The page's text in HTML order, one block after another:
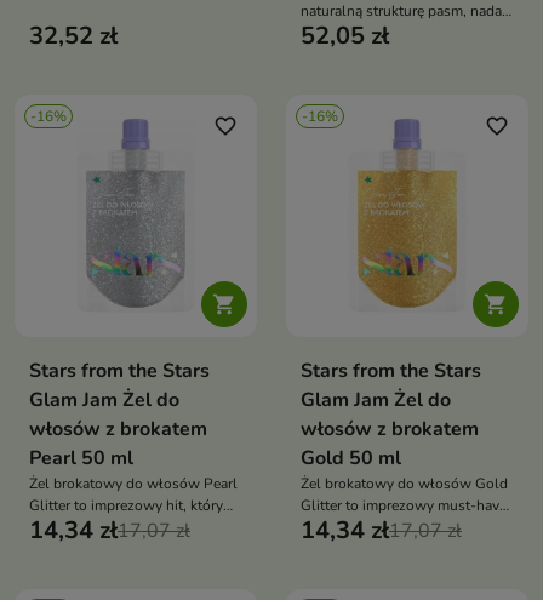
wysokiej temperatury podczas
stylizacji.
32,52 zł
naturalną strukturę pasm, nadaje
im matowe wykończenie i
52,05 zł
-16%

favorite_border
Stars from the Stars
Glam Jam Żel do
włosów z brokatem
Pearl 50 ml
Żel brokatowy do włosów Pearl
Glitter to imprezowy hit, który
nadaje włosom perłowo-srebrny
14,34 zł17,07 zł
-16%

favorite_border
Stars from the Stars
Glam Jam Żel do
włosów z brokatem
Gold 50 ml
Żel brokatowy do włosów Gold
Glitter to imprezowy must-have,
który natychmiast dodaje
14,34 zł17,07 zł